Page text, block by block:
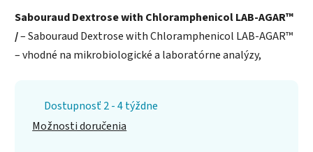
Sabouraud Dextrose with Chloramphenicol LAB-AGAR™
/– Sabouraud Dextrose with Chloramphenicol LAB-AGAR™
– vhodné na mikrobiologické a laboratórne analýzy,
Dostupnosť 2 - 4 týždne
Možnosti doručenia